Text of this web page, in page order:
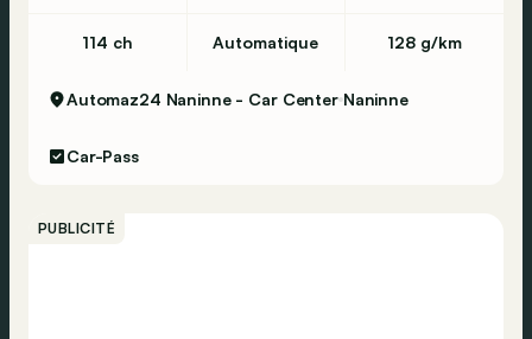
114 ch Automatique 128 g/km
Automaz24 Naninne - Car Center Naninne
Car-Pass
PUBLICITÉ